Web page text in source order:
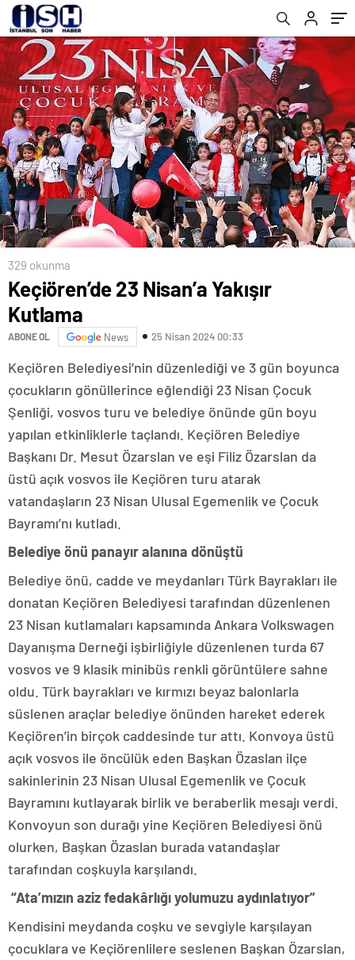
329 okunma
Keçiören’de 23 Nisan’a Yakışır
Kutlama
ABONE OL News 25 Nisan 2024 00:33
Keçiören Belediyesi’nin düzenlediği ve 3 gün boyunca
çocukların gönüllerince eğlendiği 23 Nisan Çocuk
Şenliği, vosvos turu ve belediye önünde gün boyu
yapılan etkinliklerle taçlandı. Keçiören Belediye
Başkanı Dr. Mesut Özarslan ve eşi Filiz Özarslan da
üstü açık vosvos ile Keçiören turu atarak
vatandaşların 23 Nisan Ulusal Egemenlik ve Çocuk
Bayramı’nı kutladı.
Belediye önü panayır alanına dönüştü
Belediye önü, cadde ve meydanları Türk Bayrakları ile
donatan Keçiören Belediyesi tarafından düzenlenen
23 Nisan kutlamaları kapsamında Ankara Volkswagen
Dayanışma Derneği işbirliğiyle düzenlenen turda 67
vosvos ve 9 klasik minibüs renkli görüntülere sahne
oldu. Türk bayrakları ve kırmızı beyaz balonlarla
süslenen araçlar belediye önünden hareket ederek
Keçiören’in birçok caddesinde tur attı. Konvoya üstü
açık vosvos ile öncülük eden Başkan Özaslan ilçe
sakinlerinin 23 Nisan Ulusal Egemenlik ve Çocuk
Bayramını kutlayarak birlik ve beraberlik mesajı verdi.
Konvoyun son durağı yine Keçiören Belediyesi önü
olurken, Başkan Özaslan burada vatandaşlar
tarafından coşkuyla karşılandı.
“Ata’mızın aziz fedakârlığı yolumuzu aydınlatıyor”
Kendisini meydanda coşku ve sevgiyle karşılayan
çocuklara ve Keçiörenlilere seslenen Başkan Özarslan,
renkli etkinliklerle, ilçenin dört bir yanında
coşkuyla kutladı